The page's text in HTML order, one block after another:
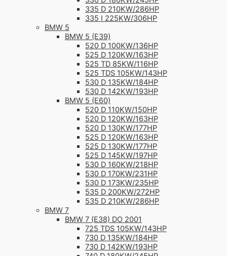
335 D 210KW/286HP
335 I 225KW/306HP
BMW 5
BMW 5 (E39)
520 D 100KW/136HP
525 D 120KW/163HP
525 TD 85KW/116HP
525 TDS 105KW/143HP
530 D 135KW/184HP
530 D 142KW/193HP
BMW 5 (E60)
520 D 110KW/150HP
520 D 120KW/163HP
520 D 130KW/177HP
525 D 120KW/163HP
525 D 130KW/177HP
525 D 145KW/197HP
530 D 160KW/218HP
530 D 170KW/231HP
530 D 173KW/235HP
535 D 200KW/272HP
535 D 210KW/286HP
BMW 7
BMW 7 (E38) DO 2001
725 TDS 105KW/143HP
730 D 135KW/184HP
730 D 142KW/193HP